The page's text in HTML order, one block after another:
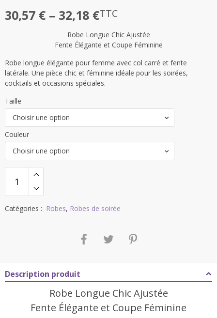
30,57 € – 32,18 €
Plage
30,57 €
à
32,18 €
TTC
Robe Longue Chic Ajustée
Fente Élégante et Coupe Féminine
Robe longue élégante pour femme avec col carré et fente
latérale. Une pièce chic et féminine idéale pour les soirées,
cocktails et occasions spéciales.
Taille
Choisir une option
Couleur
Choisir une option
Catégories : Robes, Robes de soirée
Description produit
Robe Longue Chic Ajustée
Fente Élégante et Coupe Féminine